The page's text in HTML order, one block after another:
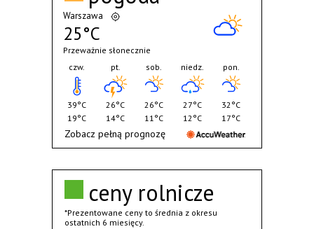
ceny rolnicze
*Prezentowane ceny to średnia z okresu
ostatnich 6 miesięcy.
Warszawa
25°C
Przeważnie słonecznie
czw.
39°C
19°C
pt.
26°C
14°C
sob.
26°C
11°C
niedz.
27°C
12°C
pon.
32°C
17°C
Zobacz pełną prognozę